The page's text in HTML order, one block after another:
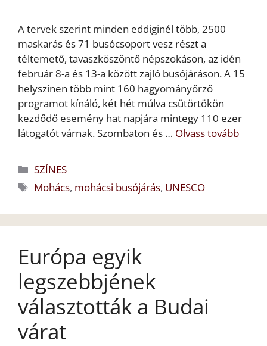
A tervek szerint minden eddiginél több, 2500
maskarás és 71 busócsoport vesz részt a
téltemető, tavaszköszöntő népszokáson, az idén
február 8-a és 13-a között zajló busójáráson. A 15
helyszínen több mint 160 hagyományőrző
programot kínáló, két hét múlva csütörtökön
kezdődő esemény hat napjára mintegy 110 ezer
látogatót várnak. Szombaton és … Olvass tovább
Kategória
SZÍNES
Címkék
Mohács, mohácsi busójárás, UNESCO
Európa egyik
legszebbjének
választották a Budai
várat